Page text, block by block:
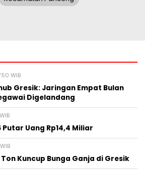
WIB
Gresik: Jaringan Empat Bulan
Digelandang
Uang Rp14,4 Miliar
Ton Kuncup Bunga Ganja di Gresik